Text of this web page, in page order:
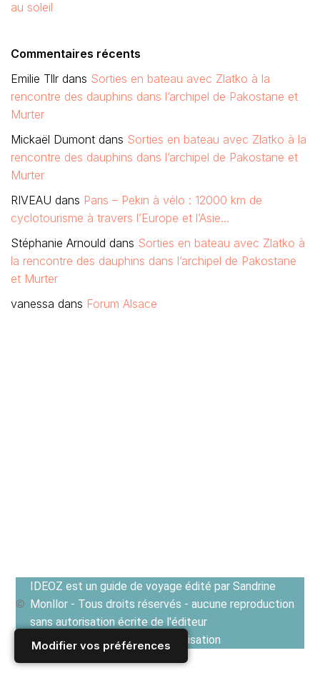
Modifier vos préférences
au soleil
Commentaires récents
Emilie Tllr dans Sorties en bateau avec Zlatko à la
rencontre des dauphins dans l’archipel de Pakostane et
Murter
Mickaël Dumont dans Sorties en bateau avec Zlatko à la
rencontre des dauphins dans l’archipel de Pakostane et
Murter
RIVEAU dans Paris – Pekin à vélo : 12000 km de
cyclotourisme à travers l’Europe et l’Asie…
Stéphanie Arnould dans Sorties en bateau avec Zlatko à
la rencontre des dauphins dans l’archipel de Pakostane
et Murter
vanessa dans Forum Alsace
IDEOZ est un guide de voyage édité par Sandrine
Monllor - Tous droits réservés - aucune reproduction
sans autorisation écrite de l'éditeur
Voir les Conditions générales d'utilisation